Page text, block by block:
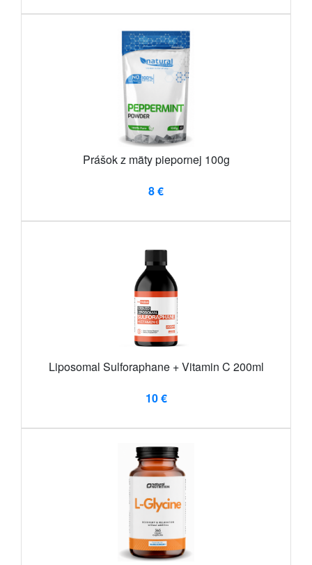
Prášok z mäty piepornej 100g
8 €
Liposomal Sulforaphane + Vitamin C 200ml
10 €